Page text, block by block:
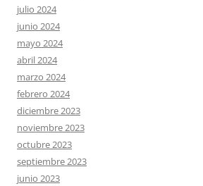
julio 2024
junio 2024
mayo 2024
abril 2024
marzo 2024
febrero 2024
diciembre 2023
noviembre 2023
octubre 2023
septiembre 2023
junio 2023